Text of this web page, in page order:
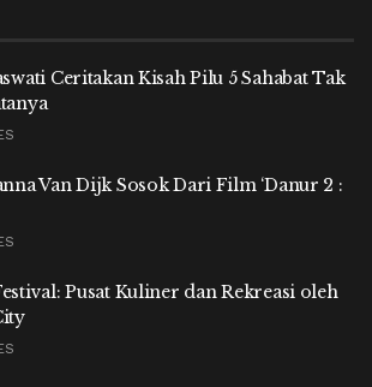
Ceritakan Kisah Pilu 5 Sahabat Tak
Van Dijk Sosok Dari Film ‘Danur 2 :
Pusat Kuliner dan Rekreasi oleh